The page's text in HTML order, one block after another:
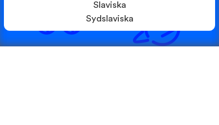
Slaviska
Sydslaviska